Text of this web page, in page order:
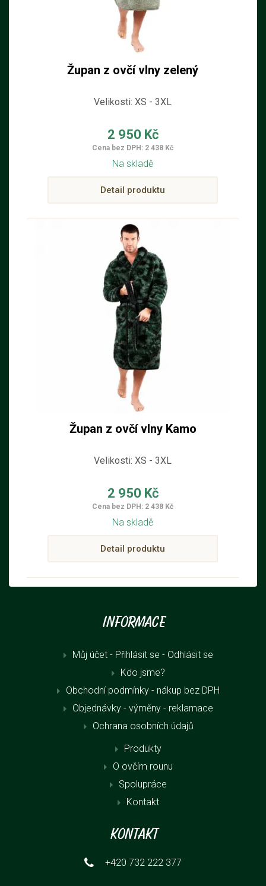
Župan z ovčí vlny zelený
Velikosti: XS - 3XL
2 950 Kč
Cena bez DPH: 2 438 Kč
Na skladě
Detail produktu
Župan z ovčí vlny Kamo
Velikosti: XS - 3XL
2 950 Kč
Cena bez DPH: 2 438 Kč
Na skladě
Detail produktu
Informace
Můj účet - Přihlásit se - Odhlásit se
Kdo jsme?
Obchodní podmínky - nákup bez DPH
Objednávky - výměny - reklamace
Ochrana osobních údajů
Produkty
O ovčím rounu
Spolupráce
Kontakt
Kontakt
+420 732 222 377